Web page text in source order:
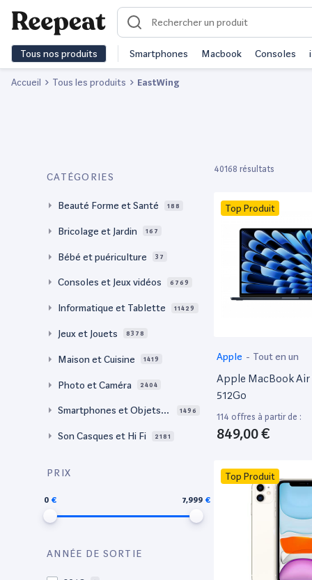
Tous nos produits Smartphones Macbook Consoles
Accueil Tous les produits EastWing
CATÉGORIES
Beauté Forme et Santé 188
Bricolage et Jardin 167
Bébé et puériculture 37
Consoles et Jeux vidéos 6769
Informatique et Tablette 11429
Jeux et Jouets 8378
Maison et Cuisine 1419
Photo et Caméra 2404
Smartphones et Objets c
1496
Son Casques et Hi Fi 2181
PRIX
0 7,999
ANNÉE DE SORTIE
40168 résultats
Top Produit
Apple - Tout en un
Apple MacBook Air
512Go
114 offres à partir de :
849,00 €
Top Produit